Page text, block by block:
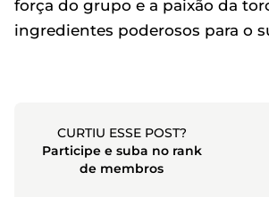
força do grupo e a paixão da
ingredientes poderosos para o
CURTIU ESSE POST?
Participe e suba no rank
de membros